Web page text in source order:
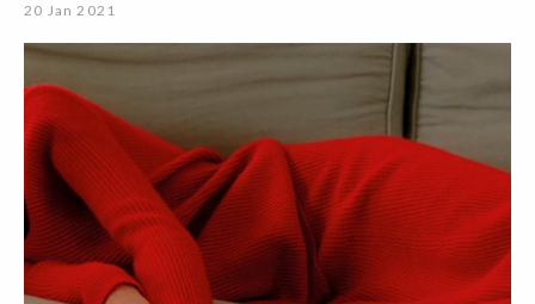
20 Jan 2021